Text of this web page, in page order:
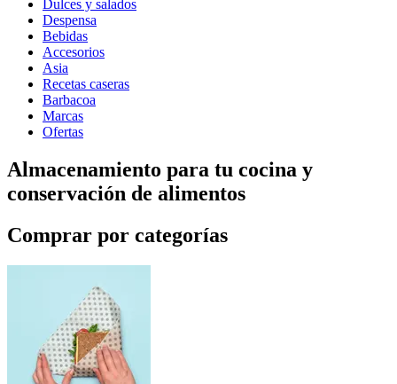
Dulces y salados
Despensa
Bebidas
Accesorios
Asia
Recetas caseras
Barbacoa
Marcas
Ofertas
Almacenamiento para tu cocina y
conservación de alimentos
Comprar por categorías